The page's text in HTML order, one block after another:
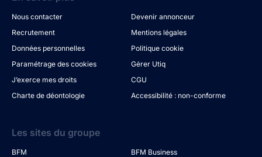
Nous contacter
Devenir annonceur
Recrutement
Mentions légales
Données personnelles
Politique cookie
Paramétrage des cookies
Gérer Utiq
J’exerce mes droits
CGU
Charte de déontologie
Accessibilité : non-conforme
Les sites du groupe
BFM
BFM Business